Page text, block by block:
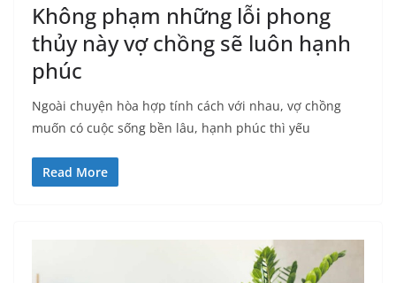
Không phạm những lỗi phong
thủy này vợ chồng sẽ luôn hạnh
phúc
Ngoài chuyện hòa hợp tính cách với nhau, vợ chồng
muốn có cuộc sống bền lâu, hạnh phúc thì yếu
Read More